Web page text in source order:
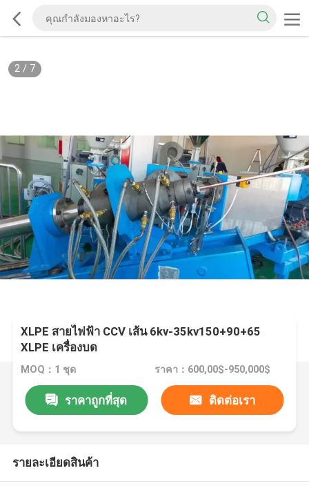
2/ 7
XLPE สายไฟฟ้า CCV เส้น 6kv-35kv150+90+65
XLPE เครื่องบด
MOQ：1 ชุด ราคา：600,00$-950,000$
ราคาถูกที่สุด ติดต่อเรา
รายละเอียดสินค้า